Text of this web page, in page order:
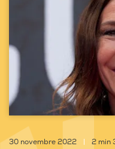
30 novembre 2022 2 min